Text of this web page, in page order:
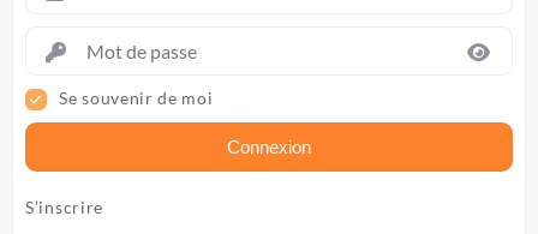
Se souvenir de moi
Connexion
S’inscrire